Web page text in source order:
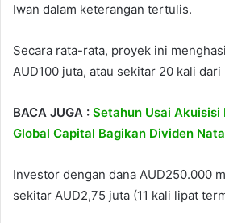
Iwan dalam keterangan tertulis.
Secara rata-rata, proyek ini
AUD100 juta, atau sekitar 20 kali dari
BACA JUGA : Setahun Usai Akuisisi
Global Capital Bagikan Dividen
Investor dengan dana AUD250.000
sekitar AUD2,75 juta (11 kali lipat